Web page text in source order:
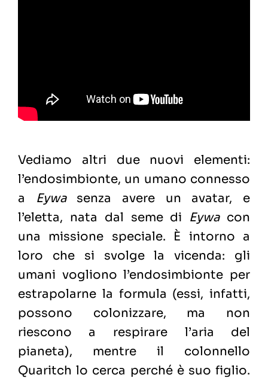
Vediamo altri due nuovi elementi:
l’endosimbionte, un umano connesso
a Eywasenza avere un avatar, e
l’eletta, nata dal seme di Eywacon
una missione speciale. È intorno a
loro che si svolge la vicenda: gli
umani vogliono l’endosimbionte per
estrapolarne la formula (essi, infatti,
possono colonizzare, ma non
riescono a respirare l’aria del
pianeta), mentre il colonnello
Quaritch lo cerca perché è suo figlio.